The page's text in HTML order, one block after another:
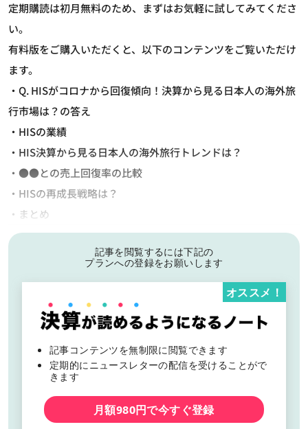
定期購読は初月無料のため、まずはお気軽に試してみてくださ
い。
有料版をご購入いただくと、以下のコンテンツをご覧いただけ
ます。
・Q. HISがコロナから回復傾向！決算から見る日本人の海外旅
行市場は？の答え
・HISの業績
・HIS決算から見る日本人の海外旅行トレンドは？
・●●との売上回復率の比較
・HISの再成長戦略は？
・まとめ
記事を閲覧するには下記の
プランへの登録をお願いします
記事コンテンツを無制限に閲覧できます
定期的にニュースレターの配信を受けることがで
きます
オススメ！
月額980円で今すぐ登録